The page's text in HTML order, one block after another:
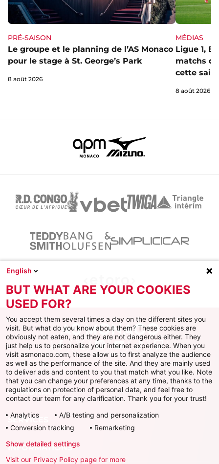
PRÉ-SAISON
Le groupe et le planning de l’AS Monaco
pour le stage à St. George’s Park
8 août 2026
MÉDIAS
Ligue 1,
matchs
cette
8 août 2026
Facebook
X Instagram
YoutubeTikTokTwitch
AS MONACO
SERVICES
INFORMATIONS
English
BUT WHAT ARE YOUR COOKIES
USED FOR?
You accept them several times a day on the different sites you
visit. But what do you know about them? These cookies are
obviously not eaten, and they are not dangerous either. They
just help us to personalize your internet experience. When you
visit asmonaco.com, these allow us to first analyze the audience
as well as the performance of the site. And they are mainly used
to deliver ads and content to you that match what you like. Note
that you can change your preferences at any time, thanks to the
regulations on protection of personal data, and feel free to
contact our team for any clarification. Thank you for your trust!
Analytics
A/B testing and personalization
Conversion tracking
Remarketing
Show detailed settings
Visit our Privacy Policy page for more